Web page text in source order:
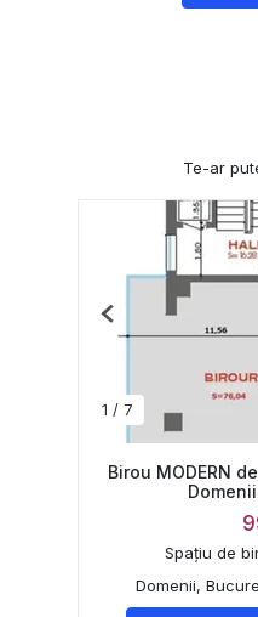
Te-ar
1 / 7
Previous
Birou MODERN
Spațiu de
Domenii,